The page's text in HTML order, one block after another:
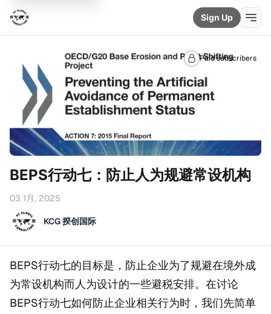
Sign Up
Paid subscribers
BEPS行动七：防止人为规避常设机构
03 1月, 2025
KCG 揆创国际
BEPS行动七的目标是，防止企业为了规避在境外成
为常设机构而人为设计的一些避税安排。在讨论
BEPS行动七如何防止企业相关行为时，我们先简单